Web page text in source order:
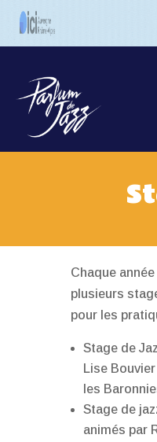
Chaque
plusieurs
pour les
Stage de
Lise
les
Stage de
animés par